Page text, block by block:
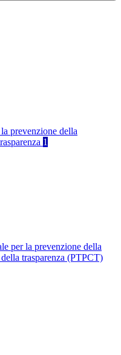
prevenzione della
1
per la prevenzione della
trasparenza (PTPCT)